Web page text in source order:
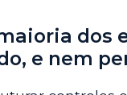
dos
e nem